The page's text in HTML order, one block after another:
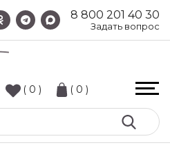
8 800 201 40 30
Задать вопрос
( 0 ) ( 0 )